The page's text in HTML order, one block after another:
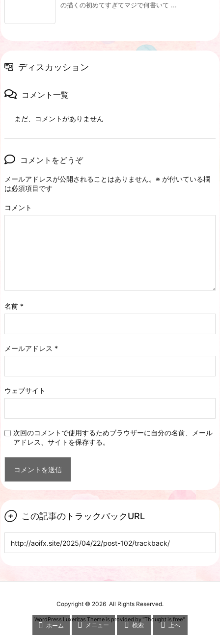
の描くの初めてすぎてマジで何書いて ...
ディスカッション
コメント一覧
まだ、コメントがありません
コメントをどうぞ
メールアドレスが公開されることはありません。 ※ が付いている欄
は必須項目です
コメント
名前 *
メールアドレス *
ウェブサイト
次回のコメントで使用するためブラウザーに自分の名前、メール
アドレス、サイトを保存する。
 この記事のトラックバックURL
Copyright © 2026 All Rights Reserved.
WordPress Luxeritas Theme is provided by "Thought is free".
 ホーム  メニュー  検索  上へ